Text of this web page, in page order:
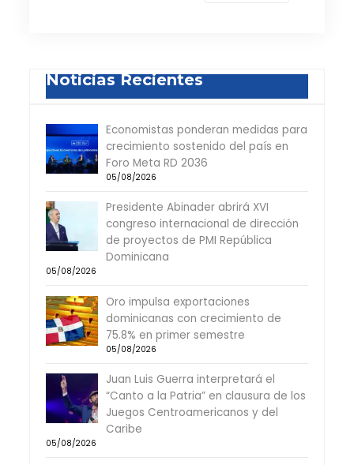
Noticias Recientes
Economistas ponderan medidas para
crecimiento sostenido del país en
Foro Meta RD 2036
05/08/2026
Presidente Abinader abrirá XVI
congreso internacional de dirección
de proyectos de PMI República
Dominicana
05/08/2026
Oro impulsa exportaciones
dominicanas con crecimiento de
75.8% en primer semestre
05/08/2026
Juan Luis Guerra interpretará el
“Canto a la Patria” en clausura de los
Juegos Centroamericanos y del
Caribe
05/08/2026